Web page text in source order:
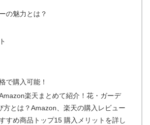
の魅力とは？
で購入可能！
Amazon楽天まとめて紹介！花・ガーデ
方とは？Amazon、楽天の購入レビュー
すめ商品トップ15 購入メリットを詳し